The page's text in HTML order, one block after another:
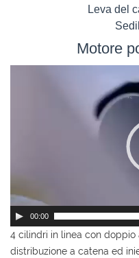
Leva del
Motore
00:00
4 cilindri in linea con doppio
distribuzione a catena ed